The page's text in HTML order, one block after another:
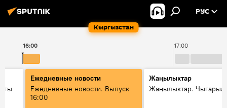
Кыргызстан
РУС
17:00
16:00
Ежедневные новости
Ежедневные новости. Выпуск
16:00
Жаңылыктар
Жаңылыктар.